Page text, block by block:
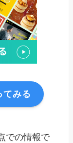
てみる
での情報で